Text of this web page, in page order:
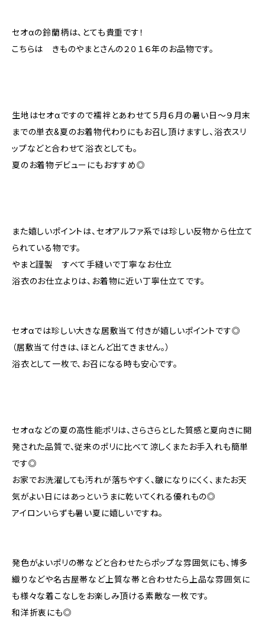
セオαの鈴蘭柄は、とても貴重です！
こちらは きものやまとさんの２０１６年のお品物です。
生地はセオαですので襦袢とあわせて５月６月の暑い日～９月末
までの単衣&夏のお着物代わりにもお召し頂けますし、浴衣スリ
ップなどと合わせて浴衣としても。
夏のお着物デビューにもおすすめ◎
また嬉しいポイントは、セオアルファ系では珍しい反物から仕立て
られている物です。
やまと謹製 すべて手縫いで丁寧なお仕立
浴衣のお仕立よりは、お着物に近い丁寧仕立てです。
セオαでは珍しい大きな居敷当て付きが嬉しいポイントです◎
（居敷当て付きは、ほとんど出てきません。）
浴衣として一枚で、お召になる時も安心です。
セオαなどの夏の高性能ポリは、さらさらとした質感と夏向きに開
発された品質で、従来のポリに比べて涼しくまたお手入れも簡単
です◎
お家でお洗濯しても汚れが落ちやすく、皺になりにくく、またお天
気がよい日にはあっというまに乾いてくれる優れもの◎
アイロンいらずも暑い夏に嬉しいですね。
発色がよいポリの帯などと合わせたらポップな雰囲気にも、博多
織りなどや名古屋帯など上質な帯と合わせたら上品な雰囲気に
も様々な着こなしをお楽しみ頂ける素敵な一枚です。
和洋折衷にも◎